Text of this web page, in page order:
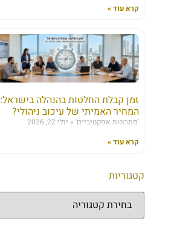
קרא עוד »
זמן קבלת החלטות בהנהלה בישראל:
המחיר האמיתי של עיכוב ניהולי?
'פתרונות אפקטיביים'
יולי 22, 2026
קרא עוד »
קטגוריות